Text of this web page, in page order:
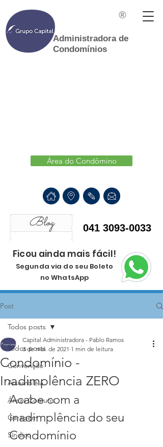
Administradora de
Condomínios
®
Área do Condômino
Blog 041 3093-0033
Ficou ainda mais fácil!
Segunda via do seu Boleto
no WhatsApp
Post
Todos posts
Convenção
Assembléia
Áreas Comuns
Garagem
Síndico
Todos posts
Condomínio -
Inadimplência ZERO
Capital Administradora - Pablo Ramos
3 de mai. de 2021 1 min de leitura
Acabe com a
inadimplência do seu
Condomínio